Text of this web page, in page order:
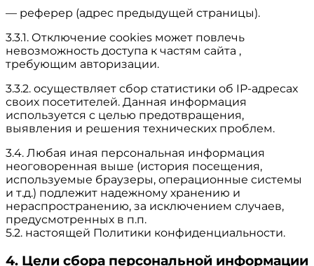
— реферер (адрес предыдущей страницы).
3.3.1. Отключение cookies может повлечь
невозможность доступа к частям сайта ,
требующим авторизации.
3.3.2. осуществляет сбор статистики об IP-адресах
своих посетителей. Данная информация
используется с целью предотвращения,
выявления и решения технических проблем.
3.4. Любая иная персональная информация
неоговоренная выше (история посещения,
используемые браузеры, операционные системы
и т.д.) подлежит надежному хранению и
нераспространению, за исключением случаев,
предусмотренных в п.п.
5.2. настоящей Политики конфиденциальности.
4. Цели сбора персональной информации